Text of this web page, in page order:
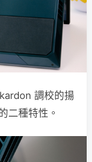
調校的揚
二種特性。